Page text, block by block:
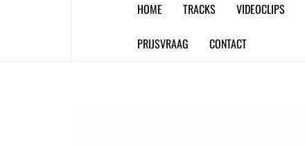
HOME TRACKS VIDEOCLIPS
PRIJSVRAAG CONTACT